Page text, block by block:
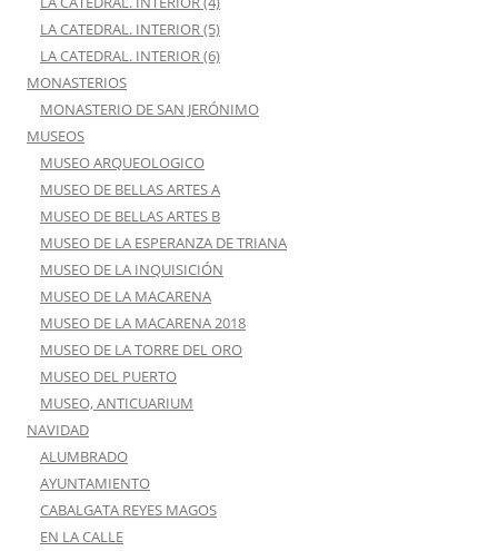
LA CATEDRAL. INTERIOR (5)
LA CATEDRAL. INTERIOR (6)
MONASTERIOS
MONASTERIO DE SAN JERÓNIMO
MUSEOS
MUSEO ARQUEOLOGICO
MUSEO DE BELLAS ARTES A
MUSEO DE BELLAS ARTES B
MUSEO DE LA ESPERANZA DE TRIANA
MUSEO DE LA INQUISICIÓN
MUSEO DE LA MACARENA
MUSEO DE LA MACARENA 2018
MUSEO DE LA TORRE DEL ORO
MUSEO DEL PUERTO
MUSEO, ANTICUARIUM
NAVIDAD
ALUMBRADO
AYUNTAMIENTO
CABALGATA REYES MAGOS
EN LA CALLE